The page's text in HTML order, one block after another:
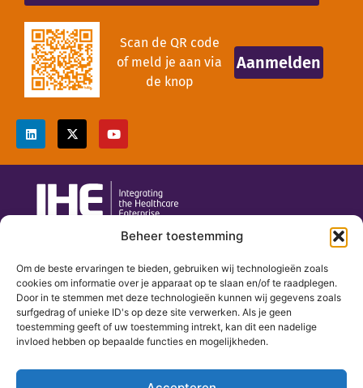
Beheer toestemming
Om de beste ervaringen te bieden, gebruiken wij technologieën zoals
cookies om informatie over je apparaat op te slaan en/of te raadplegen.
Door in te stemmen met deze technologieën kunnen wij gegevens zoals
surfgedrag of unieke ID's op deze site verwerken. Als je geen
toestemming geeft of uw toestemming intrekt, kan dit een nadelige
invloed hebben op bepaalde functies en mogelijkheden.
Scan de QR code
of meld je aan via
de knop
Aanmelden
085 047 82 85
Wittevrouwensingel 1
3581 GA Utrecht